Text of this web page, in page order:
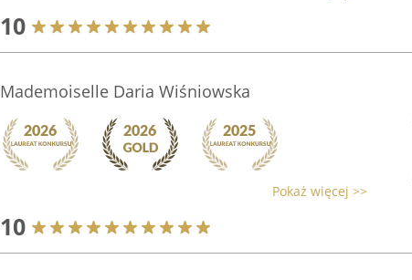
10
Mademoiselle Daria Wiśniowska
Pokaż więcej >>
10